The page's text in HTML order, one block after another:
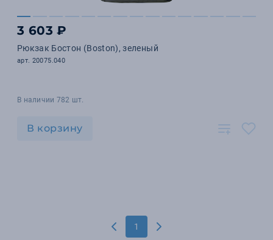
3 603 ₽
Рюкзак Бостон (Boston), зеленый
арт. 20075.040
В наличии 782 шт.
В корзину
1